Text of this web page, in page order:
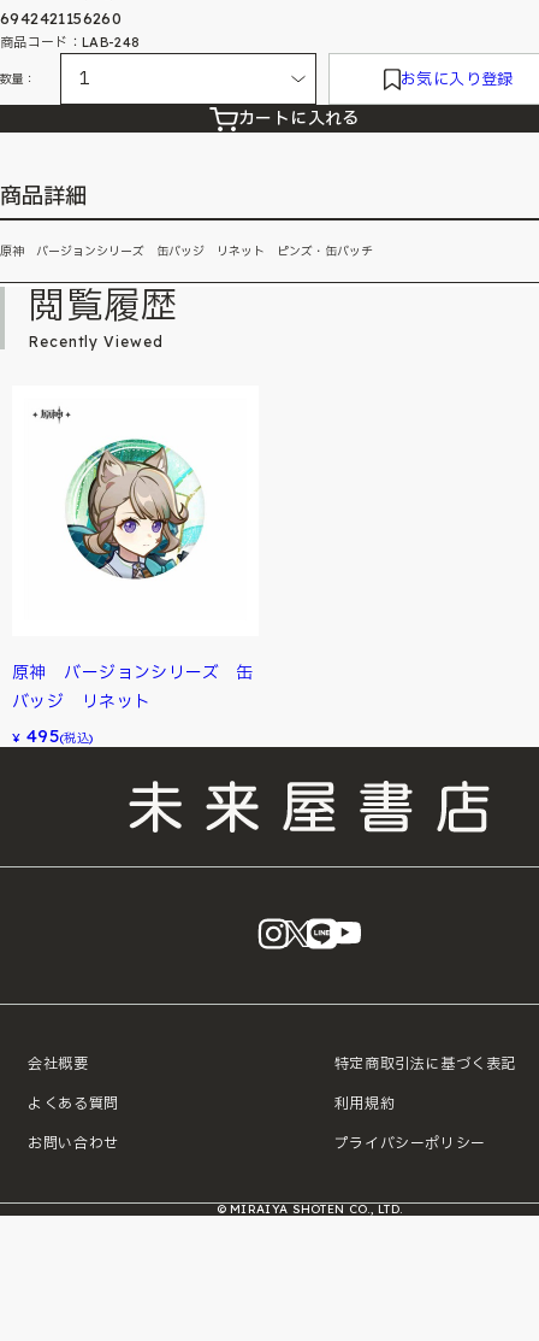
6942421156260
商品コード：LAB-248
数量： お気に入り登録
カートに入れる
商品詳細
原神 バージョンシリーズ 缶バッジ リネット ピンズ・缶バッチ
閲覧履歴
Recently Viewed
原神 バージョンシリーズ 缶
バッジ リネット
¥ 495(税込)
instagram
X LINE
会社概要
よくある質問
お問い合わせ
特定商取引法に基づく表記
利用規約
プライバシーポリシー
© MIRAIYA SHOTEN CO., LTD.